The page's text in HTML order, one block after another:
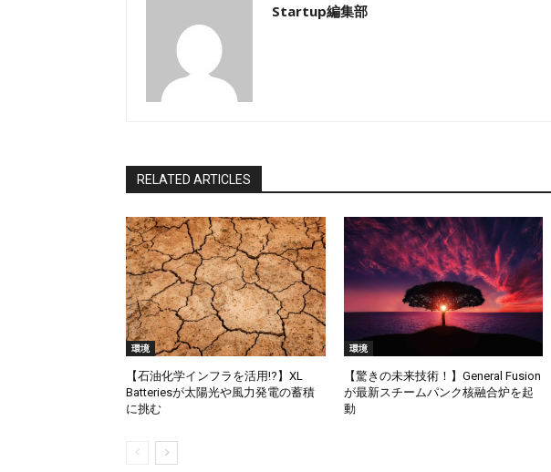
Startup編集部
RELATED ARTICLES
環境
【石油化学インフラを活用!?】XL
Batteriesが太陽光や風力発電の蓄積
に挑む
環境
【驚きの未来技術！】General Fusion
が最新スチームパンク核融合炉を起
動